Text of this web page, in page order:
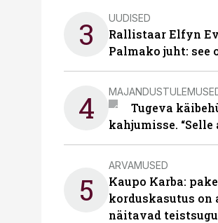
3 UUDISED
Rallistaar Elfyn
Palmako juht:
4
Tugeva
kahjumisse.
5
ARVAMUSED
Kaupo Karba:
korduskasutus
näitavad